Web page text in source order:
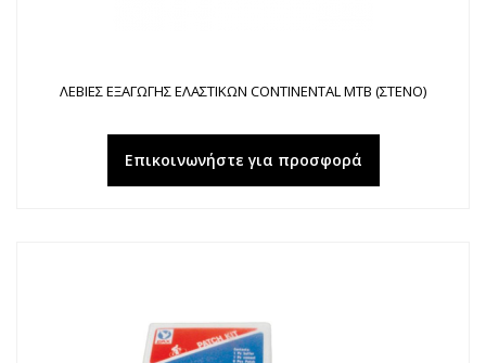
ΛΕΒΙΕΣ ΕΞΑΓΩΓΗΣ ΕΛΑΣΤΙΚΩΝ CONTINENTAL MTB (ΣΤΕΝΟ)
Επικοινωνήστε για προσφορά